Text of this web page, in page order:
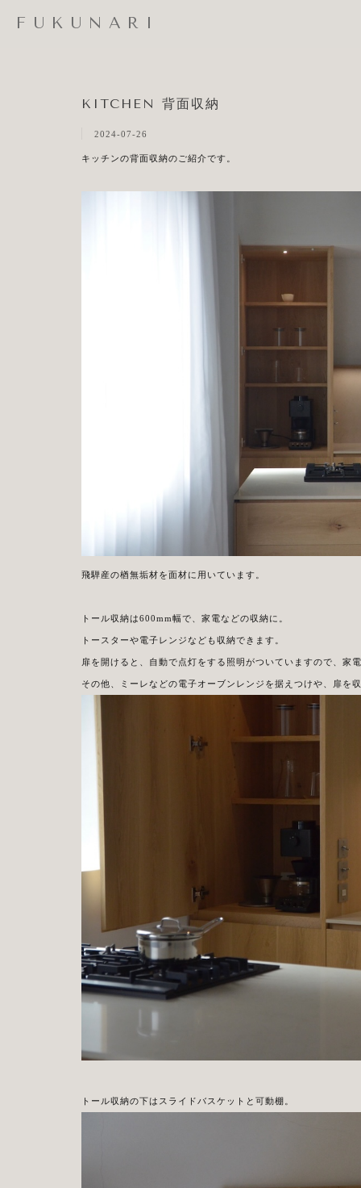
FUKUNARI
KITCHEN 背面収納
2024-07-26
キッチンの背面収納のご紹介です。
飛騨産の楢無垢材を面材に用いています。
トール収納は600mm幅で、家電などの収納に。
トースターや電子レンジなども収納できます。
扉を開けると、自動で点灯をする照明がついていますので、家
その他、ミーレなどの電子オーブンレンジを据えつけや、扉を
トール収納の下はスライドバスケットと可動棚。